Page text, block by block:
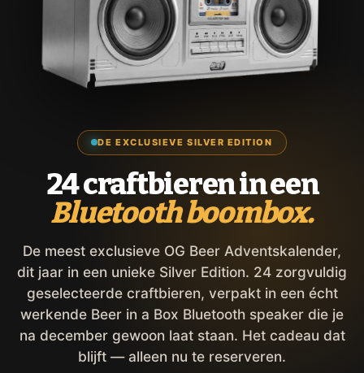
DE EXCLUSIEVE SILVER EDITION
24 craftbieren in een
Bluetooth boombox.
De meest exclusieve OG Beer Adventskalender,
dit jaar in een unieke Silver Edition. 24 zorgvuldig
geselecteerde craftbieren, verpakt in een écht
werkende Beer in a Box Bluetooth speaker die je
na december gewoon laat staan. Het cadeau dat
blijft — alleen nu te reserveren.